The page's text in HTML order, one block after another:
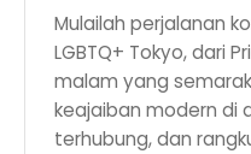
Mulailah perjalanan
LGBTQ+ Tokyo, dari
malam yang
keajaiban modern di
terhubung, dan